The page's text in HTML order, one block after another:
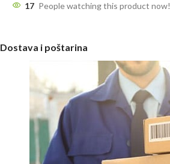
17 People watching this product now!
Dostava i poštarina